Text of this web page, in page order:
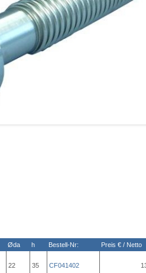
Øda h Bestell-Nr: Preis € / Netto
22 35 CF041402